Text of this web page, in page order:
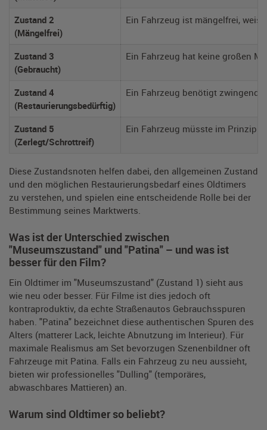
Zustand 2
(Mängelfrei)
Ein Fahrzeug ist mängelfrei,
Zustand 3
(Gebraucht)
Ein Fahrzeug hat keine großen
Zustand 4
(Restaurierungsbedürftig)
Ein Fahrzeug benötigt zwingend
Zustand 5
(Zerlegt/Schrottreif)
Ein Fahrzeug müsste im Prinzip
Diese Zustandsnoten helfen dabei, den allgemeinen Zustand
und den möglichen Restaurierungsbedarf eines Oldtimers
zu verstehen, und spielen eine entscheidende Rolle bei der
Bestimmung seines Marktwerts.
Was ist der Unterschied zwischen
"Museumszustand" und "Patina" – und was ist
besser für den Film?
Ein Oldtimer im "Museumszustand" (Zustand 1) sieht aus
wie neu oder besser. Für Filme ist dies jedoch oft
kontraproduktiv, da echte Straßenautos Gebrauchsspuren
haben. "Patina" bezeichnet diese authentischen Spuren des
Alters (matterer Lack, leichte Abnutzung im Interieur). Für
maximale Realismus am Set bevorzugen Szenenbildner oft
Fahrzeuge mit Patina. Falls ein Fahrzeug zu neu aussieht,
bieten wir professionelles "Dulling" (temporäres,
abwaschbares Mattieren) an.
Warum sind Oldtimer so beliebt?